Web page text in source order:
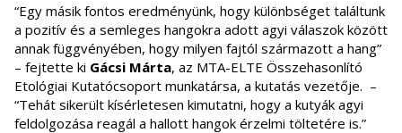
“Egy másik fontos eredményünk, hogy különbséget találtunk
a pozitív és a semleges hangokra adott agyi válaszok között
annak függvényében, hogy milyen fajtól származott a hang”
– fejtette ki Gácsi Márta, az MTA-ELTE Összehasonlító
Etológiai Kutatócsoport munkatársa, a kutatás vezetője. –
“Tehát sikerült kísérletesen kimutatni, hogy a kutyák agyi
feldolgozása reagál a hallott hangok érzelmi töltetére is.”